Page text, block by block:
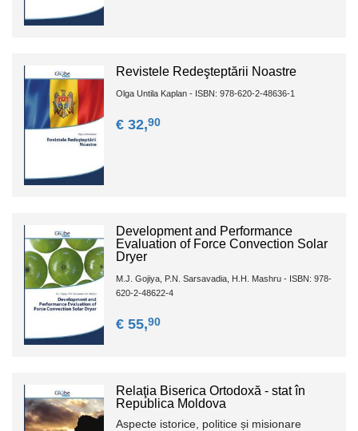
Revistele Redeşteptării Noastre
Olga Untila Kaplan - ISBN: 978-620-2-48636-1
€ 32,90
Development and Performance
Evaluation of Force Convection Solar
Dryer
M.J. Gojiya, P.N. Sarsavadia, H.H. Mashru - ISBN: 978-
620-2-48622-4
€ 55,90
Relaţia Biserica Ortodoxă - stat în
Republica Moldova
Aspecte istorice, politice și misionare